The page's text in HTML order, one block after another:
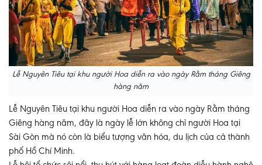
Lễ Nguyên Tiêu tại khu người Hoa diễn ra vào ngày Rằm tháng Giêng
hàng năm
Lễ Nguyên Tiêu tại khu người Hoa diễn ra vào ngày Rằm tháng
Giêng hàng năm, đây là ngày lễ lớn không chỉ người Hoa tại
Sài Gòn mà nó còn là biểu tượng văn hóa, du lịch của cả thành
phố Hồ Chí Minh.